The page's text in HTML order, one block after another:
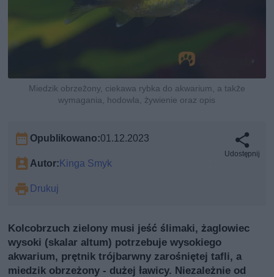
Miedzik obrzeżony, ciekawa rybka do akwarium, a także
wymagania, hodowla, żywienie oraz opis
Opublikowano:01.12.2023
Autor:Kinga Smyk
Drukuj
Udostępnij
Kolcobrzuch zielony musi jeść ślimaki, żaglowiec
wysoki (skalar altum) potrzebuje wysokiego
akwarium, prętnik trójbarwny zarośniętej tafli, a
miedzik obrzeżony - dużej ławicy. Niezależnie od